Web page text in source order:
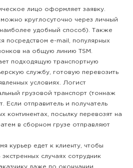
лицо оформляет заявку.
можно круглосуточно через личный
удобный способ). Также
посредством e-mail, популярных
на общую линию TSM.
подходящую транспортную
службу, готовую перевозить
условиях. Логист
грузовой транспорт (тоннаж
Если отправитель и получатель
континентах, посылку перевозят на
в сборном грузе отправляют
курьер едет к клиенту, чтобы
случаях сотрудник
даже по окончании